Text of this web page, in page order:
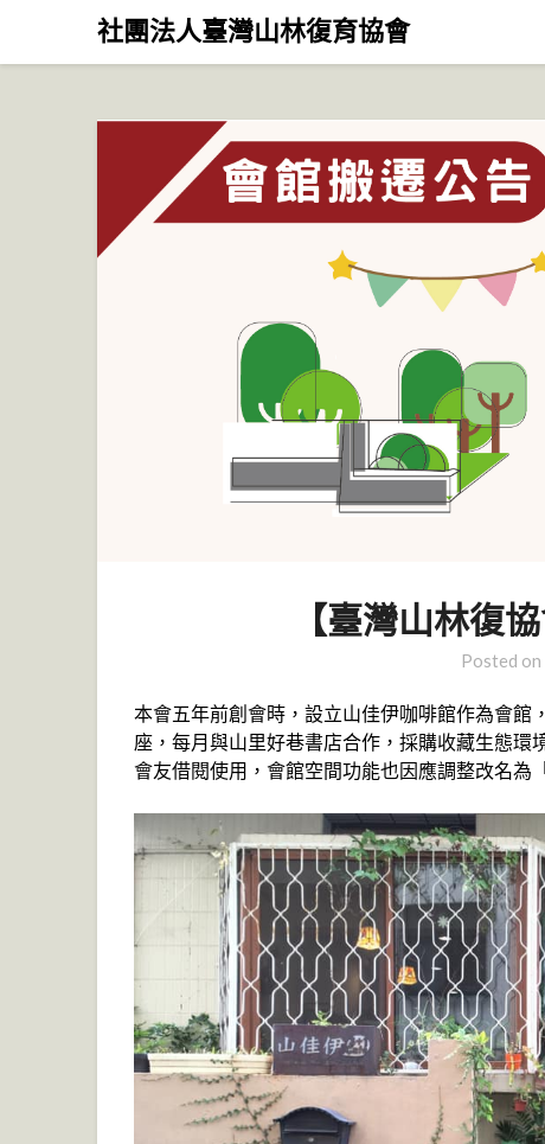
社團法人臺灣山林復育協會
【臺灣山林復
Posted on
本會五年前創會時，設立山佳伊咖啡館作為會
座，每月與山里好巷書店合作，採購收藏生態
會友借閱使用，會館空間功能也因應調整改名為